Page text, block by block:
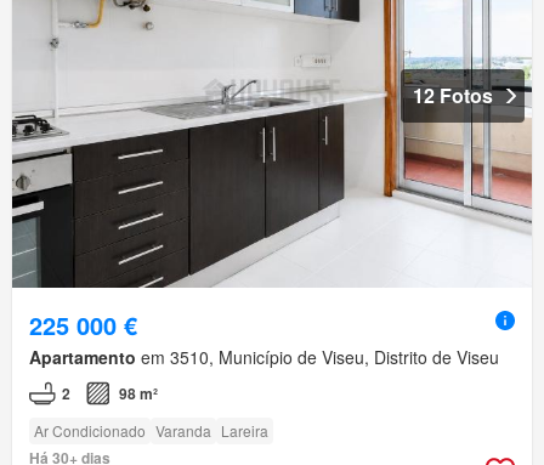
12 Fotos
225 000 €
Apartamento em 3510, Município de Viseu, Distrito de Viseu
2 98 m²
Ar Condicionado Varanda Lareira
Há 30+ dias